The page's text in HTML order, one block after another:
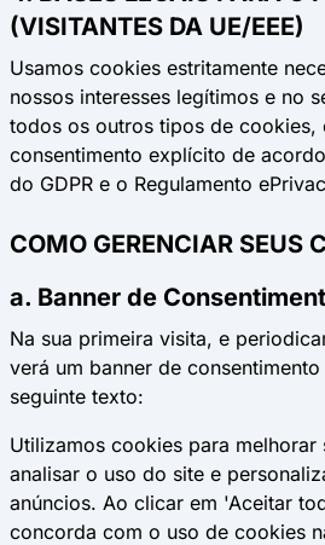
(VISITANTES DA UE/EEE)
Usamos cookies estritamente
nossos interesses legítimos e no
todos os outros tipos de cookies,
consentimento explícito de
do GDPR e o Regulamento
COMO GERENCIAR SEUS
a. Banner de
Na sua primeira visita, e
verá um banner de
seguinte texto:
Utilizamos cookies para melhorar
analisar o uso do site e
anúncios. Ao clicar em 'Aceitar
concorda com o uso de cookies